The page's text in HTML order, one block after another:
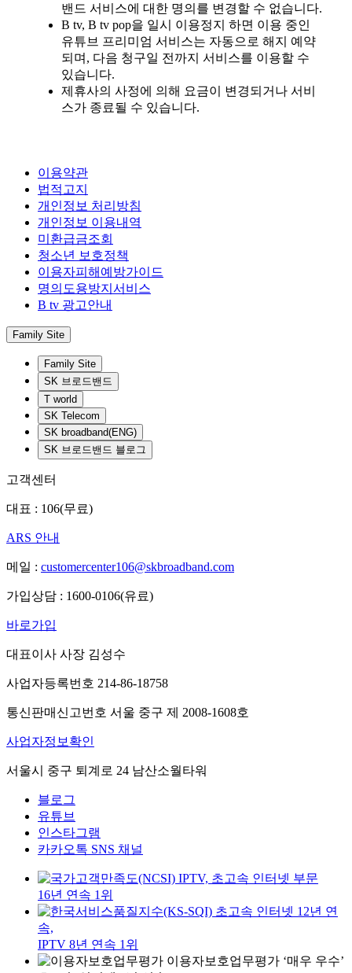
밴드 서비스에 대한 명의를 변경할 수 없습니다.
B tv, B tv pop을 일시 이용정지 하면 이용 중인
유튜브 프리미엄 서비스는 자동으로 해지 예약
되며, 다음 청구일 전까지 서비스를 이용할 수
있습니다.
제휴사의 사정에 의해 요금이 변경되거나 서비
스가 종료될 수 있습니다.
이용약관
법적고지
개인정보 처리방침
개인정보 이용내역
미환급금조회
청소년 보호정책
이용자피해예방가이드
명의도용방지서비스
B tv 광고안내
Family Site
Family Site
SK 브로드밴드
T world
SK Telecom
SK broadband(ENG)
SK 브로드밴드 블로그
고객센터
대표 : 106(무료)
ARS 안내
메일 : customercenter106@skbroadband.com
가입상담 : 1600-0106(유료)
바로가입
대표이사 사장 김성수
사업자등록번호 214-86-18758
통신판매신고번호 서울 중구 제 2008-1608호
사업자정보확인
서울시 중구 퇴계로 24 남산소월타워
블로그
유튜브
인스타그램
카카오톡 SNS 채널
IPTV, 초고속 인터넷 부문
16년 연속 1위
초고속 인터넷 12년 연
속,
IPTV 8년 연속 1위
이용자보호업무평가 ‘매우 우수’